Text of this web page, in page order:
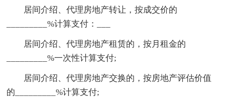
居间介绍、代理房地产转让，按成交价的
_________%计算支付：___
居间介绍、代理房地产租赁的，按月租金的
_________%一次性计算支付;
居间介绍、代理房地产交换的，按房地产评估价值
的_________%计算支付;